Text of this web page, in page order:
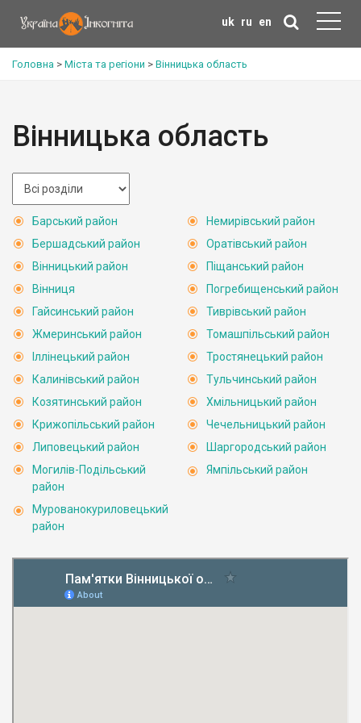
uk ru en
Головна > Міста та регіони > Вінницька область
Вінницька область
Барський район
Бершадський район
Вінницький район
Вінниця
Гайсинський район
Жмеринський район
Іллінецький район
Калинівський район
Козятинський район
Крижопільський район
Липовецький район
Могилів-Подільський
район
Мурованокуриловецький
район
Немирівський район
Оратівський район
Піщанський район
Погребищенський район
Тиврівський район
Томашпільський район
Тростянецький район
Тульчинський район
Хмільницький район
Чечельницький район
Шаргородський район
Ямпільський район